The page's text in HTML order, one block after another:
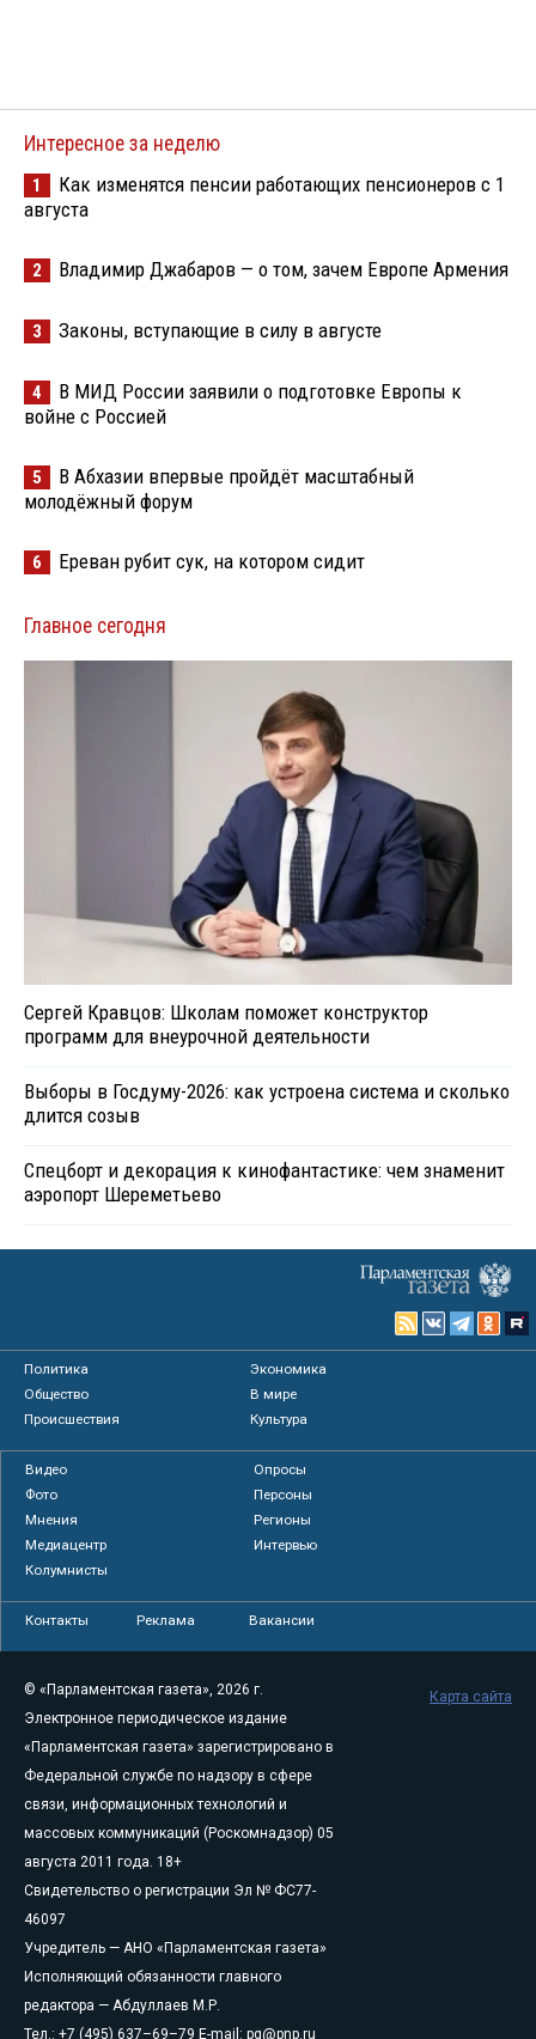
Интересное за неделю
1
Как изменятся пенсии работающих пенсионеров с 1
августа
2 Владимир Джабаров — о том, зачем Европе Армения
3 Законы, вступающие в силу в августе
4
В МИД России заявили о подготовке Европы к
войне с Россией
5
В Абхазии впервые пройдёт масштабный
молодёжный форум
6 Ереван рубит сук, на котором сидит
Главное сегодня
Сергей Кравцов: Школам поможет конструктор
программ для внеурочной деятельности
Выборы в Госдуму-2026: как устроена система и сколько
длится созыв
Спецборт и декорация к кинофантастике: чем знаменит
аэропорт Шереметьево
Политика
Экономика
Общество
В мире
Происшествия
Культура
Видео
Опросы
Фото
Персоны
Мнения
Регионы
Медиацентр
Интервью
Колумнисты
Контакты Реклама Вакансии
© «Парламентская газета», 2026 г.
Электронное периодическое издание
«Парламентская газета» зарегистрировано в
Федеральной службе по надзору в сфере
связи, информационных технологий и
массовых коммуникаций (Роскомнадзор) 05
августа 2011 года. 18+
Свидетельство о регистрации Эл № ФС77-
46097
Учредитель — АНО «Парламентская газета»
Исполняющий обязанности главного
редактора — Абдуллаев М.Р.
Тел.: +7 (495) 637–69–79 E-mail: pg@pnp.ru
Карта сайта